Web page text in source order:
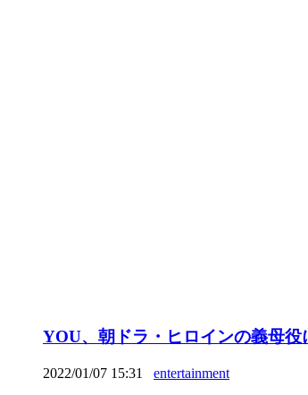
YOU、朝ドラ・ヒロインの義母役
2022/01/07 15:31 entertainment